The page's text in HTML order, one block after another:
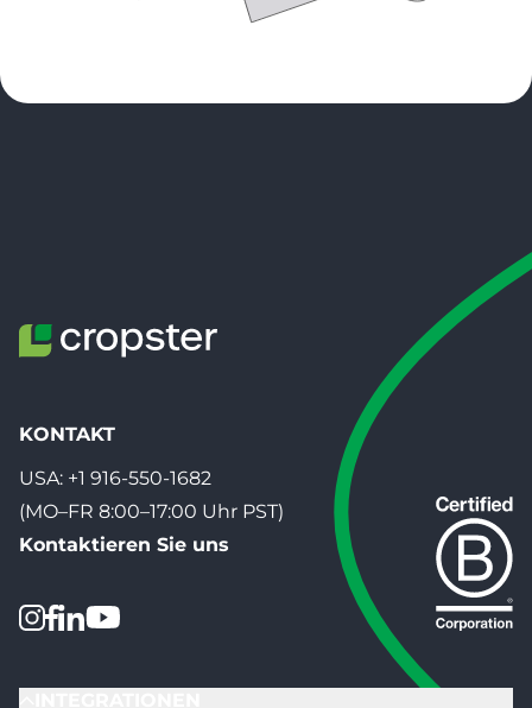
KONTAKT
USA: +1 916-550-1682
(MO–FR 8:00–17:00 Uhr PST)
Kontaktieren Sie uns